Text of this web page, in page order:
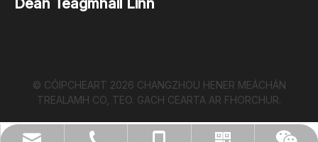
Déan Teagmháil Linn
© CÓIPCHEART 2026 CHANGZHOU HENER MEÁCHÁN
TREALAMH CO, TEO. GACH CEARTA AR FHORCHUR.